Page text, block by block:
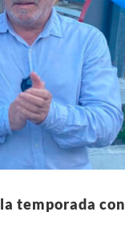
temporada con